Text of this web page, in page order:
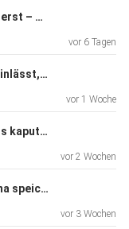
Freundin und
dir deinen
Folge 92 | Warum du IHN analysierst – dabei geht's um DICH
vor 6 Tagen
Folge 91 | Warum er sich nicht einlässt, trotz Gefühlen für dich
vor 1 Woche
Folge 90 | Dating Apps haben uns kaputt gemacht – so findest du ihn offline
vor 2 Wochen
Folge 89 | Wie der Körper Trauma speichert
vor 3 Wochen